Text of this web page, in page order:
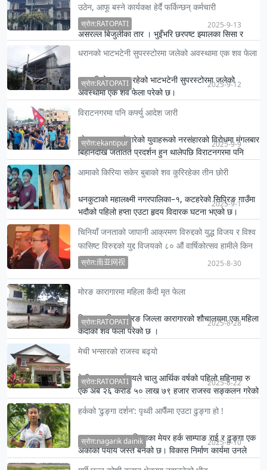
उठेन, आफू बस्ने कार्यकक्ष हेर्दै फर्किन्छन् कर्मचारी
असरल्ल बिजुलीका तार । भुइँभरि छरपष्ट झ्यालका सिसा र
खरानीका डल्ला । आगोले नपोलिएका काठ तथा अन्य धातुका
वस्तु ।
स्रोत:RATOPATI 2025-9-13
धरानको भाटभटेनी सुपरस्टोरमा जलेको अवस्थामा एक शव फेला
सुनसरीको धरानमा रहेको भाटभटेनी सुपरस्टोरमा जलेको
अवस्थामा एक शव फेला परेको छ।
स्रोत:RATOPATI 2025-9-12
विराटनगरमा पनि कर्फ्यु आदेश जारी
सोमबार सरकारले गरेको युवाहरूको नरसंहारको विरोधमा मंगलबार
बिहानैदेखि जताततै प्रदर्शन हुन थालेपछि विराटनगरमा पनि
स्रोत:ekantipur 2025-9-9
आमाको किरिया सकेर बुबाको शव कुरिरहेका तीन छोरी
धनकुटाको महालक्ष्मी नगरपालिका–१, कटहरेको सिप्रिङ गाउँमा
भदौको पहिलो हप्ता एउटा हृदय विदारक घटना भएको छ।
2025-9-1
चिनियाँ जनताको जापानी आक्रमण विरुद्दको युद्ध विजय र विश्व
फासिष्ट विरुद्दको युद्द विजयको ८० औं वार्षिकोत्सव हामीले किन
मनाउनुपर्दछ ?
चिनियाँराष्ट्रपति सी चिन् फीङ्लेभन्नु भएको छ, इतिहासभनेको
एउटा ऐना हो, जसले वर्तमान र भविष्यलाईउजागर गर्दछ।
त्यसकारण हा…
स्रोत:南亚网视 2025-8-30
मोरङ कारागारमा महिला कैदी मृत फेला
विराटनगरस्थित मोरङ जिल्ला कारागारको शौचालयमा एक महिला
कैदीको शव फेला परेको छ ।
स्रोत:RATOPATI 2025-8-28
मेची भन्सारको राजस्व बढ्यो
मेची भन्सार कार्यालयले चालु आर्थिक वर्षको पहिलो महिनामा रु
एक अर्ब २६ करोड ५० लाख ७९ हजार राजस्व सङ्कलन गरेको
स्रोत:RATOPATI 2025-8-22
हर्कको ‘ढुङ्गा दर्शन’: पृथ्वी आफैँमा एउटा ढुङ्गा हो !
धरान उपमहानगरपालिकाका मेयर हर्क साम्पाङ राई र ढुङ्गा एक
अर्काको पर्याय जस्तै बनेको छ। विकास निर्माण कार्यमा उनले
स्रोत:nagarik dainik 2025-8-10